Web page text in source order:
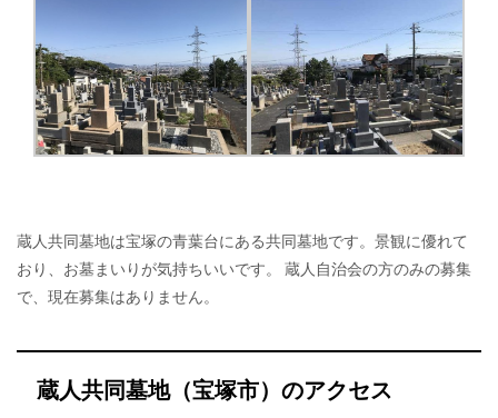
蔵人共同墓地は宝塚の青葉台にある共同墓地です。景観に優れて
おり、お墓まいりが気持ちいいです。 蔵人自治会の方のみの募集
で、現在募集はありません。
蔵人共同墓地（宝塚市）のアクセス